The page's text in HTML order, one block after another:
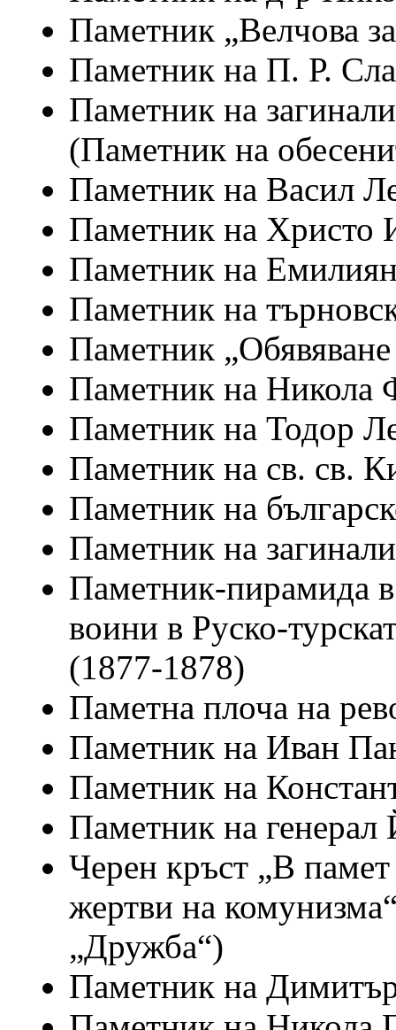
Паметник „Велчова
Паметник на П. Р.
Паметник на
(Паметник на
Паметник на Васил
Паметник на Христо
Паметник на
Паметник на
Паметник
Паметник на Никола
Паметник на Тодор
Паметник на св. св.
Паметник на
Паметник на
Паметник-пирамида в
воини в Руско-
(1877-1878)
Паметна плоча на
Паметник на Иван
Паметник на
Паметник на
Черен кръст „В
жертви на
„Дружба“)
Паметник на